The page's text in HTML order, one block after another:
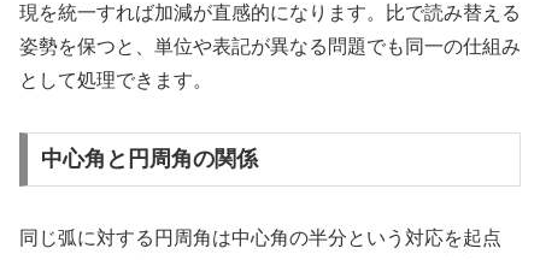
現を統一すれば加減が直感的になります。比で読み替える
姿勢を保つと、単位や表記が異なる問題でも同一の仕組み
として処理できます。
中心角と円周角の関係
同じ弧に対する円周角は中心角の半分という対応を起点